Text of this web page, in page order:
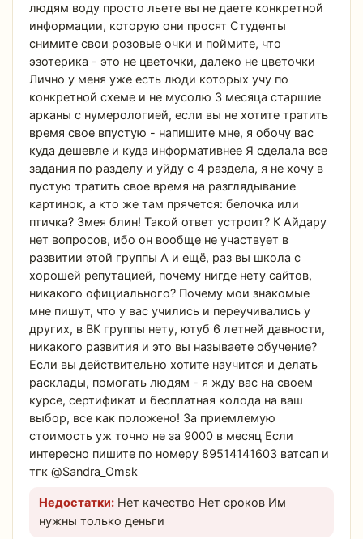
людям воду просто льете вы не даете конкретной
информации, которую они просят Студенты
снимите свои розовые очки и поймите, что
эзотерика - это не цветочки, далеко не цветочки
Лично у меня уже есть люди которых учу по
конкретной схеме и не мусолю 3 месяца старшие
арканы с нумерологией, если вы не хотите тратить
время свое впустую - напишите мне, я обочу вас
куда дешевле и куда информативнее Я сделала все
задания по разделу и уйду с 4 раздела, я не хочу в
пустую тратить свое время на разглядывание
картинок, а кто же там прячется: белочка или
птичка? Змея блин! Такой ответ устроит? К Айдару
нет вопросов, ибо он вообще не участвует в
развитии этой группы А и ещё, раз вы школа с
хорошей репутацией, почему нигде нету сайтов,
никакого официального? Почему мои знакомые
мне пишут, что у вас учились и переучивались у
других, в ВК группы нету, ютуб 6 летней давности,
никакого развития и это вы называете обучение?
Если вы действительно хотите научится и делать
расклады, помогать людям - я жду вас на своем
курсе, сертификат и бесплатная колода на ваш
выбор, все как положено! За приемлемую
стоимость уж точно не за 9000 в месяц Если
интересно пишите по номеру 89514141603 ватсап и
тгк @Sandra_Omsk
Недостатки: Нет качество Нет сроков Им
нужны только деньги